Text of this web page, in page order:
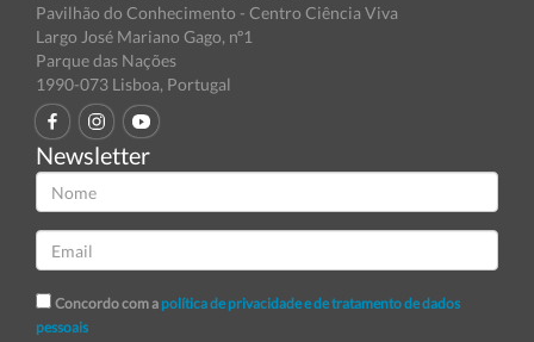
Pavilhão do Conhecimento - Centro Ciência Viva
Largo José Mariano Gago, nº1
Parque das Nações
1990-073 Lisboa, Portugal
Newsletter
Concordo com a política de privacidade e de tratamento de dados
pessoais